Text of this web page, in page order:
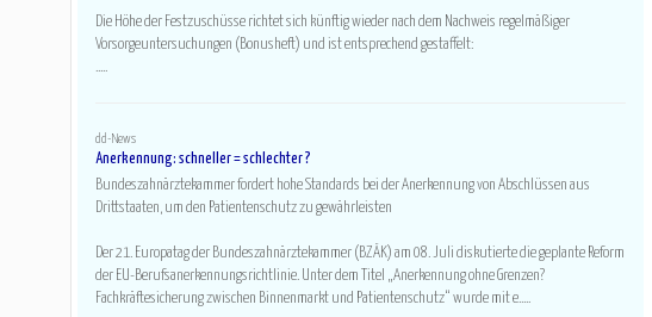
Die Höhe der Festzuschüsse richtet sich künftig wieder nach dem Nachweis regelmäßiger
Vorsorgeuntersuchungen (Bonusheft) und ist entsprechend gestaffelt:
.....
dd-News
Anerkennung: schneller = schlechter ?
Bundeszahnärztekammer fordert hohe Standards bei der Anerkennung von Abschlüssen aus
Drittstaaten, um den Patientenschutz zu gewährleisten
Der 21. Europatag der Bundeszahnärztekammer (BZÄK) am 08. Juli diskutierte die geplante Reform
der EU-Berufsanerkennungsrichtlinie. Unter dem Titel „Anerkennung ohne Grenzen?
Fachkräftesicherung zwischen Binnenmarkt und Patientenschutz“ wurde mit e.....